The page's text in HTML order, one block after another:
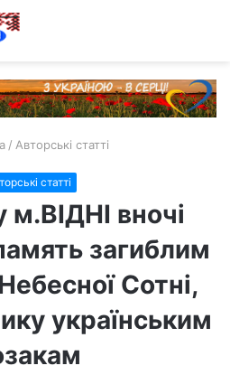
/ Авторські статті
статті
м.ВІДНІ вночі
загиблим
Сотні,
українським